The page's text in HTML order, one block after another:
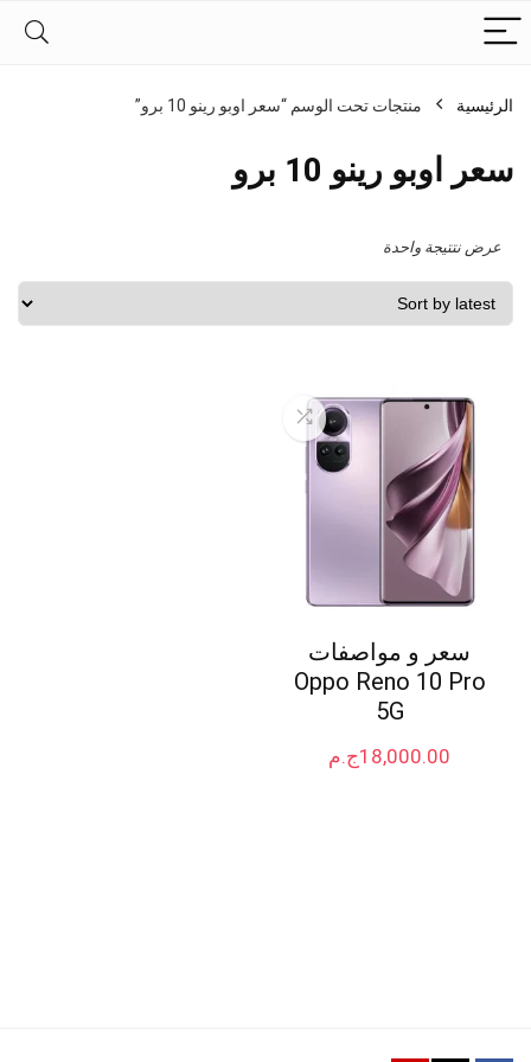
الرئيسية منتجات تحت الوسم “سعر اوبو رينو 10 برو”
سعر اوبو رينو 10 برو
عرض نتتيجة واحدة
سعر و مواصفات
Oppo Reno 10 Pro
5G
ج.م18,000.00